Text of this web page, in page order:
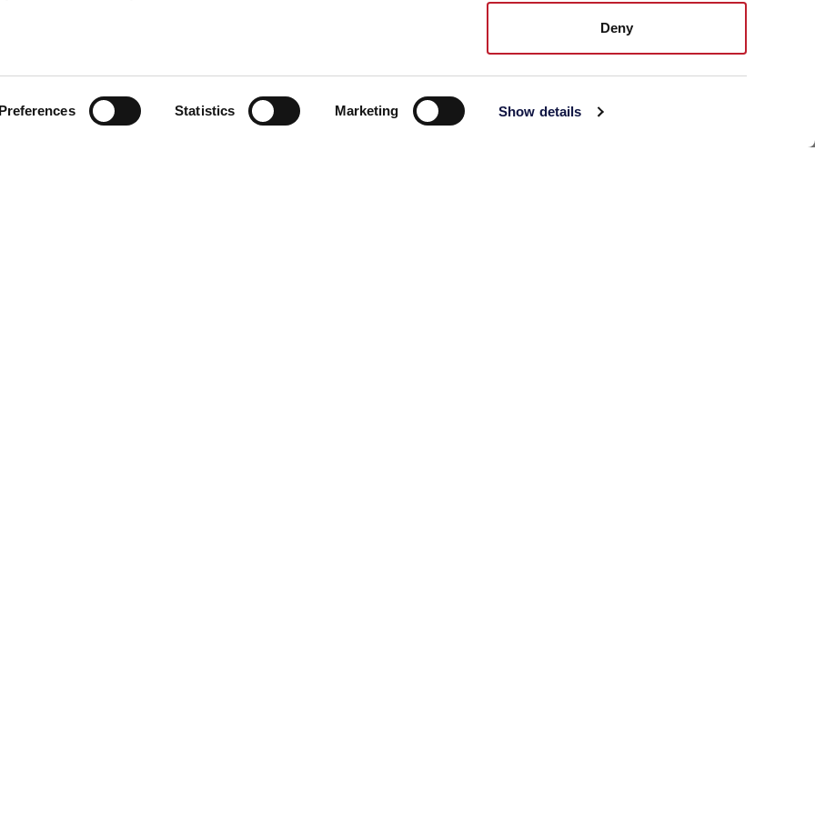
Preferences Statistics Marketing Show details
Deny
BE AEB.